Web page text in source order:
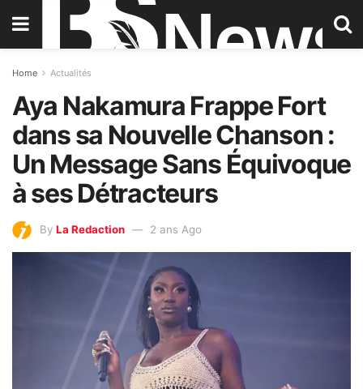
Home Actualités
Aya Nakamura Frappe Fort
dans sa Nouvelle Chanson :
Un Message Sans Équivoque
à ses Détracteurs
By La Redaction 2 ans Ago